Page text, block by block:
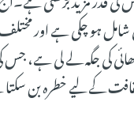
ہو چکی ہے اور
کی جگہ لے لی
کے لیے خطرہ بن سکتا